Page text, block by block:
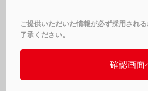
ご提供いただいた情報が必ず採用され
了承ください。